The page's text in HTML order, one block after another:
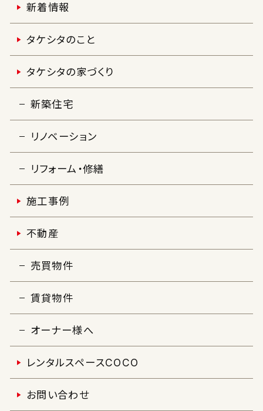
新着情報
タケシタのこと
タケシタの家づくり
新築住宅
リノベーション
リフォーム・修繕
施工事例
不動産
売買物件
賃貸物件
オーナー様へ
レンタルスペースCOCO
お問い合わせ